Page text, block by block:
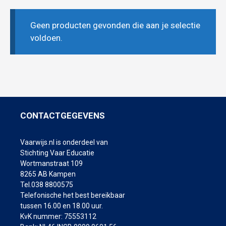
Geen producten gevonden die aan je selectie
voldoen.
CONTACTGEGEVENS
Vaarwijs.nl is onderdeel van
Stichting Vaar Educatie
Wortmanstraat 109
8265 AB Kampen
Tel.038 8800575
Telefonische het best bereikbaar
tussen 16.00 en 18.00 uur.
KvK nummer: 75553112